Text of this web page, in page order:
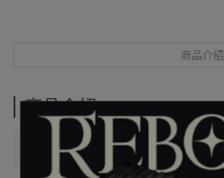
商品介紹
商品介紹